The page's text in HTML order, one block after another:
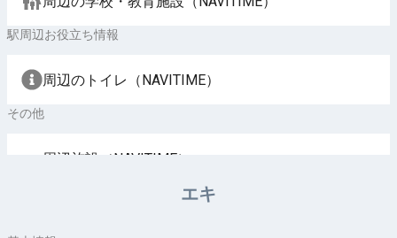
駅周辺お役立ち情報
周辺のトイレ（NAVITIME）
その他
周辺施設（NAVITIME）
エキ